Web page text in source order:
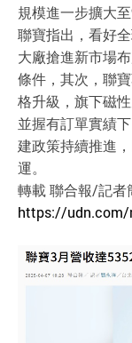
規模進一步擴大至
聯寶指出，看好
大廠搶進新市場
條件，其次，聯
格升級，旗下磁
並握有訂單實績
建政策持續推進
運。
轉載 聯合報/記者
https://udn.com/